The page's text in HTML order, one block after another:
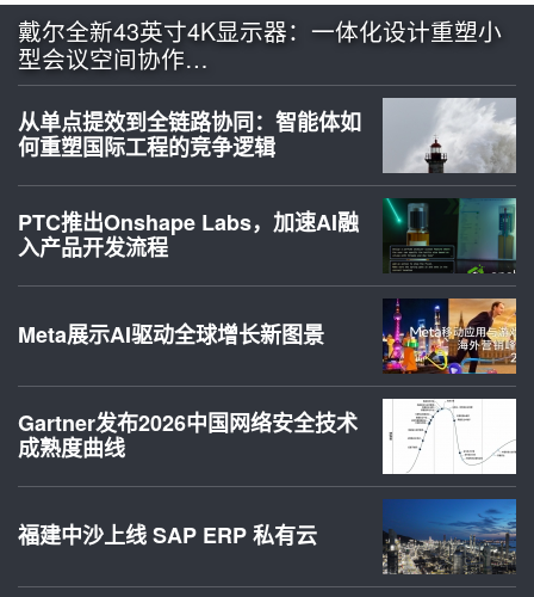
戴尔全新43英寸4K显示器：一体化设计重塑小
型会议空间协作…
从单点提效到全链路协同：智能体如
何重塑国际工程的竞争逻辑
PTC推出Onshape Labs，加速AI融
入产品开发流程
Meta展示AI驱动全球增长新图景
Gartner发布2026中国网络安全技术
成熟度曲线
福建中沙上线 SAP ERP 私有云